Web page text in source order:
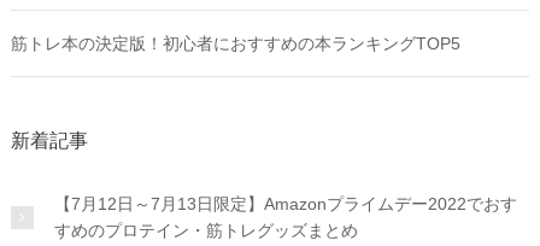
筋トレ本の決定版！初心者におすすめの本ランキングTOP5
新着記事
【7月12日～7月13日限定】Amazonプライムデー2022でおす
すめのプロテイン・筋トレグッズまとめ